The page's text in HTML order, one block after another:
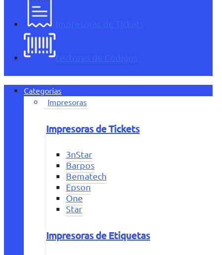
Impresoras de Tickets
Lectores de Códigos
Categorías
Impresoras
Impresoras de Tickets
3nStar
Barpos
Bematech
Epson
One
Star
Impresoras de Etiquetas